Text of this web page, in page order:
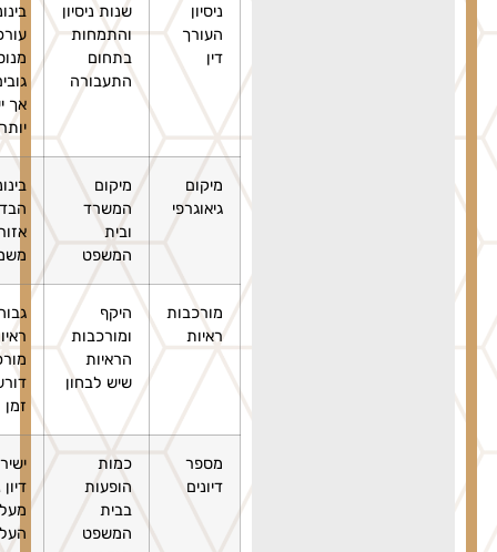
שנות ניסיון
והתמחות
בתחום
התעבורה
בינונית –
עורכי דין
מנוסים
גובים יותר
אך יעילים
יותר
מיקום
המשרד
הבדלים
משמעותיים
היקף
ומורכבות
שיש לבחון
גבוהה –
ראיות
מורכבות
דורשות
כמות
הופעות
ישירה – כל
דיון נוסף
העלות